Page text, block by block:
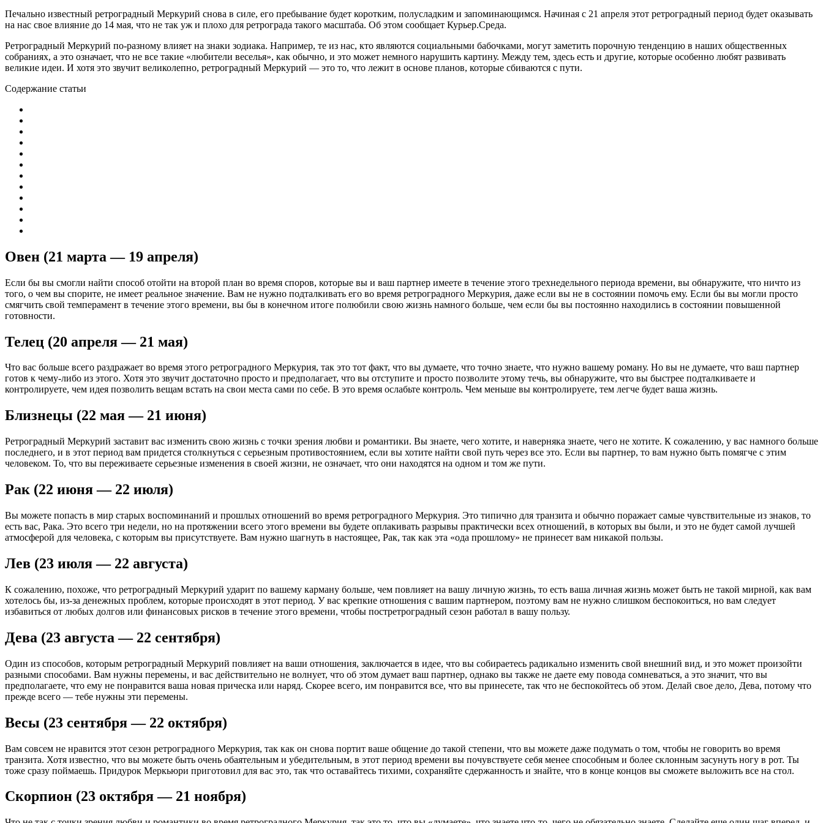
Печально известный ретроградный Меркурий снова в силе, его пребывание будет коротким, полусладким и запоминающимся. Начиная с 21 апреля этот ретроградный период будет оказывать
на нас свое влияние до 14 мая, что не так уж и плохо для ретрограда такого масштаба. Об этом сообщает Курьер.Среда.
Ретроградный Меркурий по-разному влияет на знаки зодиака. Например, те из нас, кто являются социальными бабочками, могут заметить порочную тенденцию в наших общественных
собраниях, а это означает, что не все такие «любители веселья», как обычно, и это может немного нарушить картину. Между тем, здесь есть и другие, которые особенно любят развивать
великие идеи. И хотя это звучит великолепно, ретроградный Меркурий — это то, что лежит в основе планов, которые сбиваются с пути.
Содержание статьи
Овен (21 марта — 19 апреля)
Если бы вы смогли найти способ отойти на второй план во время споров, которые вы и ваш партнер имеете в течение этого трехнедельного периода времени, вы обнаружите, что ничто из
того, о чем вы спорите, не имеет реальное значение. Вам не нужно подталкивать его во время ретроградного Меркурия, даже если вы не в состоянии помочь ему. Если бы вы могли просто
смягчить свой темперамент в течение этого времени, вы бы в конечном итоге полюбили свою жизнь намного больше, чем если бы вы постоянно находились в состоянии повышенной
готовности.
Телец (20 апреля — 21 мая)
Что вас больше всего раздражает во время этого ретроградного Меркурия, так это тот факт, что вы думаете, что точно знаете, что нужно вашему роману. Но вы не думаете, что ваш партнер
готов к чему-либо из этого. Хотя это звучит достаточно просто и предполагает, что вы отступите и просто позволите этому течь, вы обнаружите, что вы быстрее подталкиваете и
контролируете, чем идея позволить вещам встать на свои места сами по себе. В это время ослабьте контроль. Чем меньше вы контролируете, тем легче будет ваша жизнь.
Близнецы (22 мая — 21 июня)
Ретроградный Меркурий заставит вас изменить свою жизнь с точки зрения любви и романтики. Вы знаете, чего хотите, и наверняка знаете, чего не хотите. К сожалению, у вас намного больше
последнего, и в этот период вам придется столкнуться с серьезным противостоянием, если вы хотите найти свой путь через все это. Если вы партнер, то вам нужно быть помягче с этим
человеком. То, что вы переживаете серьезные изменения в своей жизни, не означает, что они находятся на одном и том же пути.
Рак (22 июня — 22 июля)
Вы можете попасть в мир старых воспоминаний и прошлых отношений во время ретроградного Меркурия. Это типично для транзита и обычно поражает самые чувствительные из знаков, то
есть вас, Рака. Это всего три недели, но на протяжении всего этого времени вы будете оплакивать разрывы практически всех отношений, в которых вы были, и это не будет самой лучшей
атмосферой для человека, с которым вы присутствуете. Вам нужно шагнуть в настоящее, Рак, так как эта «ода прошлому» не принесет вам никакой пользы.
Лев (23 июля — 22 августа)
К сожалению, похоже, что ретроградный Меркурий ударит по вашему карману больше, чем повлияет на вашу личную жизнь, то есть ваша личная жизнь может быть не такой мирной, как вам
хотелось бы, из-за денежных проблем, которые происходят в этот период. У вас крепкие отношения с вашим партнером, поэтому вам не нужно слишком беспокоиться, но вам следует
избавиться от любых долгов или финансовых рисков в течение этого времени, чтобы постретроградный сезон работал в вашу пользу.
Дева (23 августа — 22 сентября)
Один из способов, которым ретроградный Меркурий повлияет на ваши отношения, заключается в идее, что вы собираетесь радикально изменить свой внешний вид, и это может произойти
разными способами. Вам нужны перемены, и вас действительно не волнует, что об этом думает ваш партнер, однако вы также не даете ему повода сомневаться, а это значит, что вы
предполагаете, что ему не понравится ваша новая прическа или наряд. Скорее всего, им понравится все, что вы принесете, так что не беспокойтесь об этом. Делай свое дело, Дева, потому что
прежде всего — тебе нужны эти перемены.
Весы (23 сентября — 22 октября)
Вам совсем не нравится этот сезон ретроградного Меркурия, так как он снова портит ваше общение до такой степени, что вы можете даже подумать о том, чтобы не говорить во время
транзита. Хотя известно, что вы можете быть очень обаятельным и убедительным, в этот период времени вы почувствуете себя менее способным и более склонным засунуть ногу в рот. Ты
тоже сразу поймаешь. Придурок Меркьюри приготовил для вас это, так что оставайтесь тихими, сохраняйте сдержанность и знайте, что в конце концов вы сможете выложить все на стол.
Скорпион (23 октября — 21 ноября)